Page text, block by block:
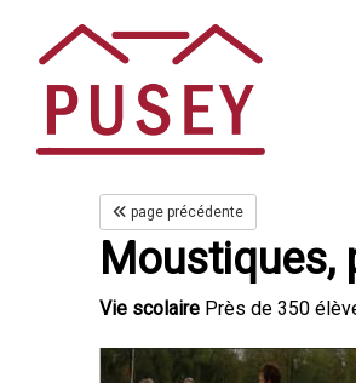
page précédente
Vie scolaire Près de 350